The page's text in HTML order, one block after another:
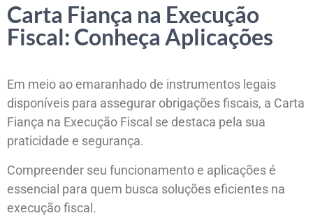
Carta Fiança na Execução
Fiscal: Conheça Aplicações
Em meio ao emaranhado de instrumentos legais
disponíveis para assegurar obrigações fiscais, a Carta
Fiança na Execução Fiscal se destaca pela sua
praticidade e segurança.
Compreender seu funcionamento e aplicações é
essencial para quem busca soluções eficientes na
execução fiscal.